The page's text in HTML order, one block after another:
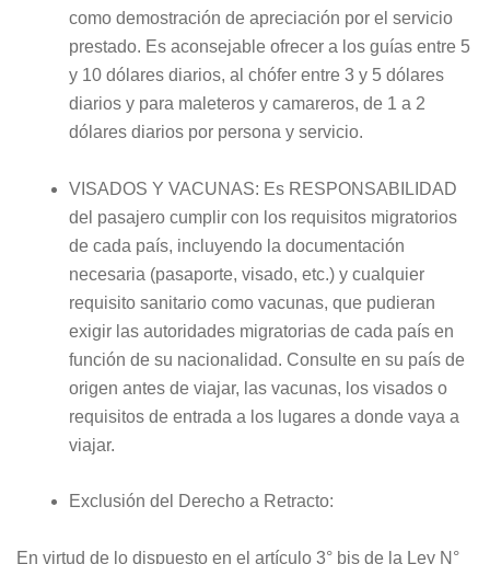
como demostración de apreciación por el servicio
prestado. Es aconsejable ofrecer a los guías entre 5
y 10 dólares diarios, al chófer entre 3 y 5 dólares
diarios y para maleteros y camareros, de 1 a 2
dólares diarios por persona y servicio.
VISADOS Y VACUNAS: Es RESPONSABILIDAD
del pasajero cumplir con los requisitos migratorios
de cada país, incluyendo la documentación
necesaria (pasaporte, visado, etc.) y cualquier
requisito sanitario como vacunas, que pudieran
exigir las autoridades migratorias de cada país en
función de su nacionalidad. Consulte en su país de
origen antes de viajar, las vacunas, los visados o
requisitos de entrada a los lugares a donde vaya a
viajar.
Exclusión del Derecho a Retracto:
En virtud de lo dispuesto en el artículo 3° bis de la Ley N°